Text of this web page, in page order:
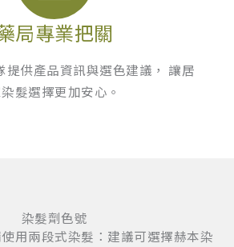
局專業把關
提供產品資訊與選色建議， 讓居
髮選擇更加安心。
染髮劑色號
用兩段式染髮：建議可選擇赫本染